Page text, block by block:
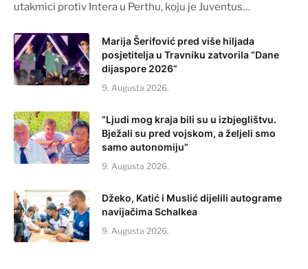
utakmici protiv Intera u Perthu, koju je Juventus…
Marija Šerifović pred više hiljada
posjetitelja u Travniku zatvorila “Dane
dijaspore 2026”
9. Augusta 2026.
“Ljudi mog kraja bili su u izbjeglištvu.
Bježali su pred vojskom, a željeli smo
samo autonomiju”
9. Augusta 2026.
Džeko, Katić i Muslić dijelili autograme
navijačima Schalkea
9. Augusta 2026.